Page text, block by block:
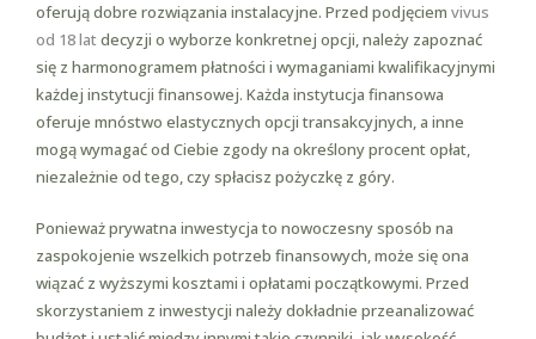
oferują dobre rozwiązania instalacyjne. Przed podjęciem vivus
od 18 latdecyzji o wyborze konkretnej opcji, należy zapoznać
się z harmonogramem płatności i wymaganiami kwalifikacyjnymi
każdej instytucji finansowej. Każda instytucja finansowa
oferuje mnóstwo elastycznych opcji transakcyjnych, a inne
mogą wymagać od Ciebie zgody na określony procent opłat,
niezależnie od tego, czy spłacisz pożyczkę z góry.
Ponieważ prywatna inwestycja to nowoczesny sposób na
zaspokojenie wszelkich potrzeb finansowych, może się ona
wiązać z wyższymi kosztami i opłatami początkowymi. Przed
skorzystaniem z inwestycji należy dokładnie przeanalizować